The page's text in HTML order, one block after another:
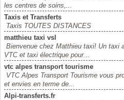
les centres de soins,...
Taxis et Transferts
Taxis TOUTES DISTANCES
matthieu taxi vsl
Bienvenue chez Matthieu taxi! Un taxi
VTC et taxi électrique pour...
vtc alpes transport tourisme
VTC Alpes Transport Tourisme vous
et envies en terme de...
Alpi-transferts.fr